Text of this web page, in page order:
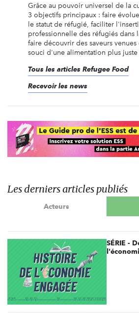
Grâce au pouvoir universel de la
3 objectifs principaux : faire
le statut de réfugié, faciliter
professionnelle des réfugiés dans
faire découvrir des saveurs
souci d'une alimentation plus juste
Tous les articles Refugee Food
Recevoir les news
Les derniers articles publiés
Acteurs
SÉRIE -